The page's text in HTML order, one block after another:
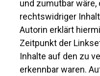
und zumutbar wäre,
rechtswidriger
Autorin erklärt
Zeitpunkt der
Inhalte auf den zu
erkennbar waren.